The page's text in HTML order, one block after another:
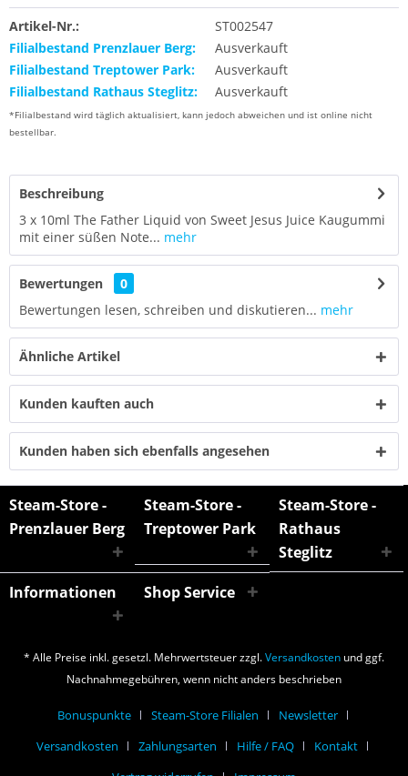
Artikel-Nr.:
ST002547
Filialbestand Prenzlauer Berg:
Ausverkauft
Filialbestand Treptower Park:
Ausverkauft
Filialbestand Rathaus Steglitz:
Ausverkauft
*Filialbestand wird täglich aktualisiert, kann jedoch abweichen und ist online nicht
bestellbar.
Beschreibung
3 x 10ml The Father Liquid von Sweet Jesus Juice Kaugummi
mit einer süßen Note... mehr
Bewertungen
0
Bewertungen lesen, schreiben und diskutieren... mehr
Ähnliche Artikel
Kunden kauften auch
Kunden haben sich ebenfalls angesehen
Steam-Store -
Prenzlauer Berg
Steam-Store -
Treptower Park
Steam-Store -
Rathaus
Steglitz
Informationen
Shop Service
* Alle Preise inkl. gesetzl. Mehrwertsteuer zzgl.Versandkosten und ggf.
Nachnahmegebühren, wenn nicht anders beschrieben
Bonuspunkte Steam-Store Filialen
Newsletter
Versandkosten
Zahlungsarten Hilfe / FAQ
Kontakt